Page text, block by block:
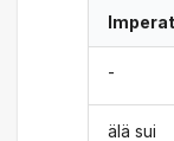
-
älä sui